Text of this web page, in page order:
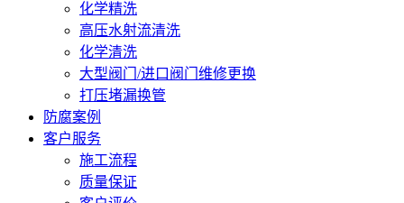
化学精洗
高压水射流清洗
化学清洗
大型阀门/进口阀门维修更换
打压堵漏换管
防腐案例
客户服务
施工流程
质量保证